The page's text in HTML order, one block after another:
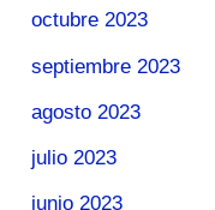
octubre 2023
septiembre 2023
agosto 2023
julio 2023
junio 2023